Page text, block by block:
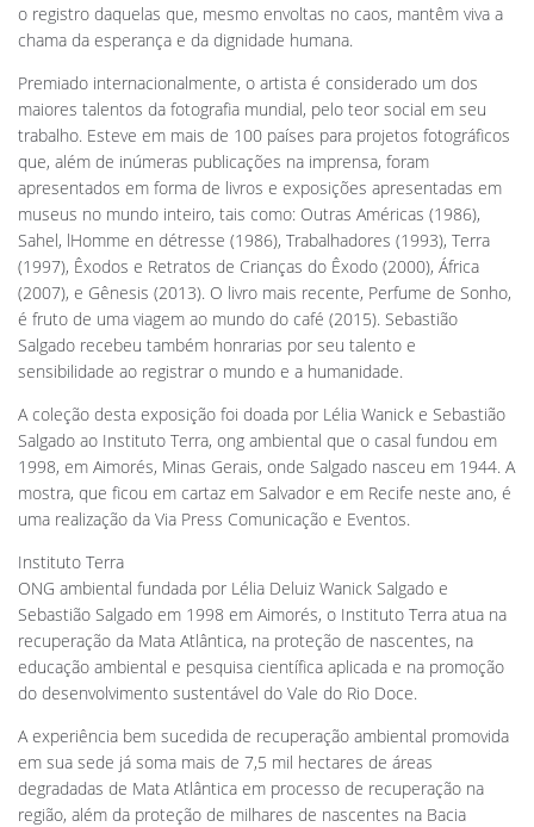
o registro daquelas que, mesmo envoltas no caos, mantêm viva a
chama da esperança e da dignidade humana.
Premiado internacionalmente, o artista é considerado um dos
maiores talentos da fotografia mundial, pelo teor social em seu
trabalho. Esteve em mais de 100 países para projetos fotográficos
que, além de inúmeras publicações na imprensa, foram
apresentados em forma de livros e exposições apresentadas em
museus no mundo inteiro, tais como: Outras Américas (1986),
Sahel, lHomme en détresse (1986), Trabalhadores (1993), Terra
(1997), Êxodos e Retratos de Crianças do Êxodo (2000), África
(2007), e Gênesis (2013). O livro mais recente, Perfume de Sonho,
é fruto de uma viagem ao mundo do café (2015). Sebastião
Salgado recebeu também honrarias por seu talento e
sensibilidade ao registrar o mundo e a humanidade.
A coleção desta exposição foi doada por Lélia Wanick e Sebastião
Salgado ao Instituto Terra, ong ambiental que o casal fundou em
1998, em Aimorés, Minas Gerais, onde Salgado nasceu em 1944. A
mostra, que ficou em cartaz em Salvador e em Recife neste ano, é
uma realização da Via Press Comunicação e Eventos.
Instituto Terra
ONG ambiental fundada por Lélia Deluiz Wanick Salgado e
Sebastião Salgado em 1998 em Aimorés, o Instituto Terra atua na
recuperação da Mata Atlântica, na proteção de nascentes, na
educação ambiental e pesquisa científica aplicada e na promoção
do desenvolvimento sustentável do Vale do Rio Doce.
A experiência bem sucedida de recuperação ambiental promovida
em sua sede já soma mais de 7,5 mil hectares de áreas
degradadas de Mata Atlântica em processo de recuperação na
região, além da proteção de milhares de nascentes na Bacia